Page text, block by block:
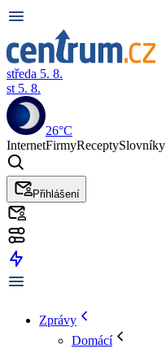
středa 5. 8.
st 5. 8.
26°C
InternetFirmyReceptySlovníky
Přihlášení
Zprávy
Domácí